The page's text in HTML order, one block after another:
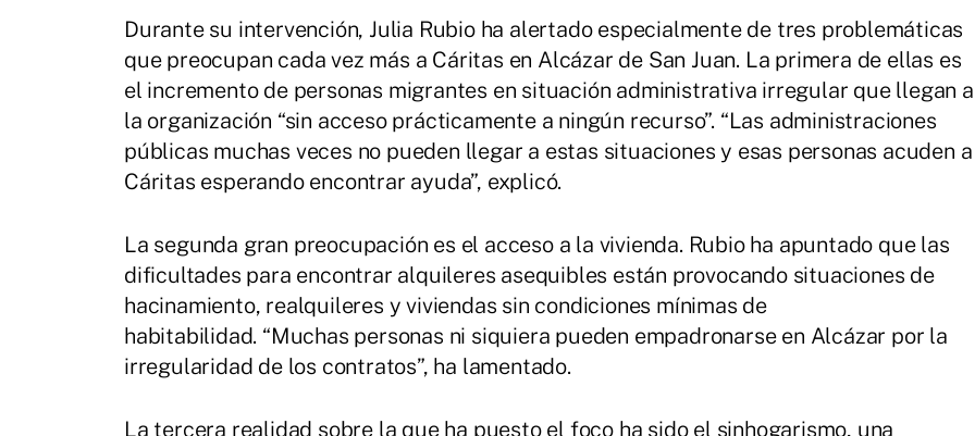
Durante su intervención, Julia Rubio ha alertado especialmente de tres problemáticas
que preocupan cada vez más a Cáritas en Alcázar de San Juan. La primera de ellas es
el incremento de personas migrantes en situación administrativa irregular que llegan a
la organización “sin acceso prácticamente a ningún recurso”. “Las administraciones
públicas muchas veces no pueden llegar a estas situaciones y esas personas acuden a
Cáritas esperando encontrar ayuda”, explicó.
La segunda gran preocupación es el acceso a la vivienda. Rubio ha apuntado que las
dificultades para encontrar alquileres asequibles están provocando situaciones de
hacinamiento, realquileres y viviendas sin condiciones mínimas de
habitabilidad. “Muchas personas ni siquiera pueden empadronarse en Alcázar por la
irregularidad de los contratos”, ha lamentado.
La tercera realidad sobre la que ha puesto el foco ha sido el sinhogarismo, una